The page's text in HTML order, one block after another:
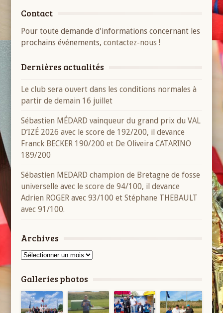
Contact
Pour toute demande d'informations concernant les
prochains événements,contactez-nous !
Dernières actualités
Le club sera ouvert dans les conditions normales à
partir de demain 16 juillet
Sébastien MÉDARD vainqueur du grand prix du VAL
D’IZÉ 2026 avec le score de 192/200, il devance
Franck BECKER 190/200 et De Oliveira CATARINO
189/200
Sébastien MEDARD champion de Bretagne de fosse
universelle avec le score de 94/100, il devance
Adrien ROGER avec 93/100 et Stéphane THEBAULT
avec 91/100.
Archives
Archives
Galleries photos